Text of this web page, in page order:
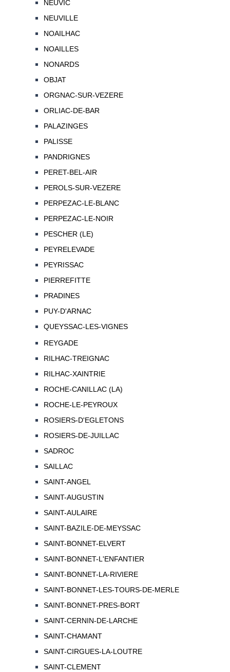
NEUVIC
NEUVILLE
NOAILHAC
NOAILLES
NONARDS
OBJAT
ORGNAC-SUR-VEZERE
ORLIAC-DE-BAR
PALAZINGES
PALISSE
PANDRIGNES
PERET-BEL-AIR
PEROLS-SUR-VEZERE
PERPEZAC-LE-BLANC
PERPEZAC-LE-NOIR
PESCHER (LE)
PEYRELEVADE
PEYRISSAC
PIERREFITTE
PRADINES
PUY-D'ARNAC
QUEYSSAC-LES-VIGNES
REYGADE
RILHAC-TREIGNAC
RILHAC-XAINTRIE
ROCHE-CANILLAC (LA)
ROCHE-LE-PEYROUX
ROSIERS-D'EGLETONS
ROSIERS-DE-JUILLAC
SADROC
SAILLAC
SAINT-ANGEL
SAINT-AUGUSTIN
SAINT-AULAIRE
SAINT-BAZILE-DE-MEYSSAC
SAINT-BONNET-ELVERT
SAINT-BONNET-L'ENFANTIER
SAINT-BONNET-LA-RIVIERE
SAINT-BONNET-LES-TOURS-DE-MERLE
SAINT-BONNET-PRES-BORT
SAINT-CERNIN-DE-LARCHE
SAINT-CHAMANT
SAINT-CIRGUES-LA-LOUTRE
SAINT-CLEMENT